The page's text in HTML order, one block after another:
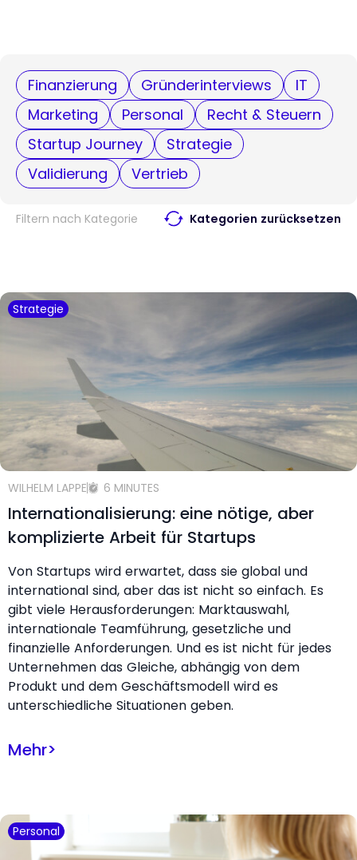
Finanzierung Gründerinterviews
IT
Marketing
Personal
Recht & Steuern
Startup Journey
Strategie
Validierung
Vertrieb
Filtern nach Kategorie Kategorien zurücksetzen
Strategie
WILHELM LAPPE 6 MINUTES
Internationalisierung: eine nötige, aber
komplizierte Arbeit für Startups
Von Startups wird erwartet, dass sie global und
international sind, aber das ist nicht so einfach. Es
gibt viele Herausforderungen: Marktauswahl,
internationale Teamführung, gesetzliche und
finanzielle Anforderungen. Und es ist nicht für jedes
Unternehmen das Gleiche, abhängig von dem
Produkt und dem Geschäftsmodell wird es
unterschiedliche Situationen geben.
Mehr>
Personal